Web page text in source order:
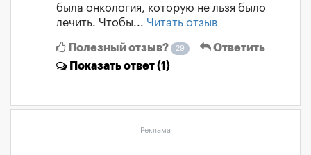
была онкология, которую не льзя было
лечить. Чтобы... Читать отзыв
Полезный отзыв? 29
Ответить
Показатьответ (1)
Реклама